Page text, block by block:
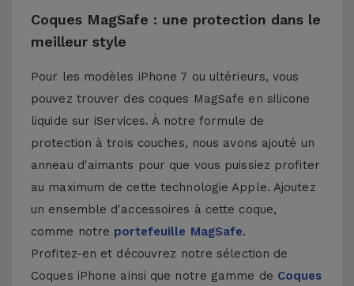
Coques MagSafe : une protection dans le
meilleur style
Pour les modèles iPhone 7 ou ultérieurs, vous
pouvez trouver des coques MagSafe en silicone
liquide sur iServices. À notre formule de
protection à trois couches, nous avons ajouté un
anneau d'aimants pour que vous puissiez profiter
au maximum de cette technologie Apple. Ajoutez
un ensemble d'accessoires à cette coque,
comme notre portefeuille MagSafe.
Profitez-en et découvrez notre sélection de
Coques iPhone ainsi que notre gamme de Coques